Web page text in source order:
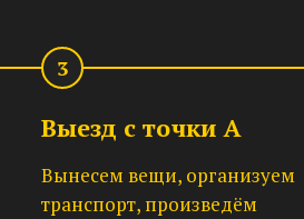
3
Выезд с точки А
Вынесем вещи, организуем
транспорт, произведём